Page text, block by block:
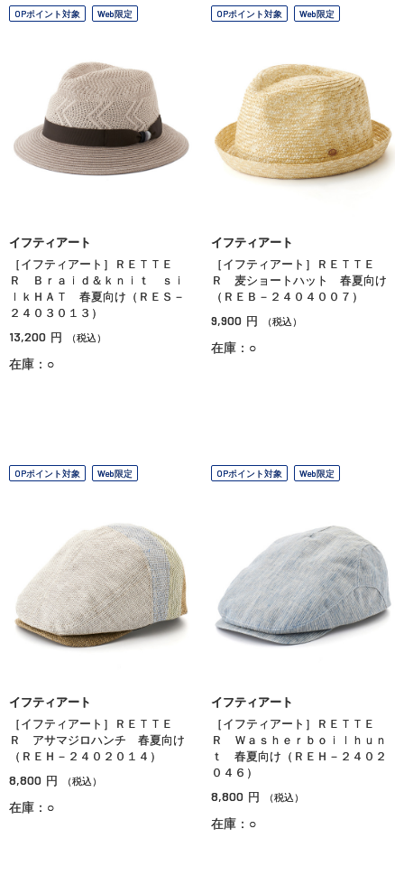
OPポイント対象 Web限定
イフティアート
［イフティアート］ＲＥＴＴＥ
Ｒ Ｂｒａｉｄ＆ｋｎｉｔ ｓｉ
ｌｋＨＡＴ 春夏向け（ＲＥＳ－
２４０３０１３）
13,200 円 （税込）
在庫：○
OPポイント対象 Web限定
イフティアート
［イフティアート］ＲＥＴＴＥ
Ｒ 麦ショートハット 春夏向け
（ＲＥＢ－２４０４００７）
9,900 円 （税込）
在庫：○
OPポイント対象 Web限定
イフティアート
［イフティアート］ＲＥＴＴＥ
Ｒ アサマジロハンチ 春夏向け
（ＲＥＨ－２４０２０１４）
8,800 円 （税込）
在庫：○
OPポイント対象 Web限定
イフティアート
［イフティアート］ＲＥＴＴＥ
Ｒ Ｗａｓｈｅｒｂｏｉｌｈｕｎ
ｔ 春夏向け（ＲＥＨ－２４０２
０４６）
8,800 円 （税込）
在庫：○